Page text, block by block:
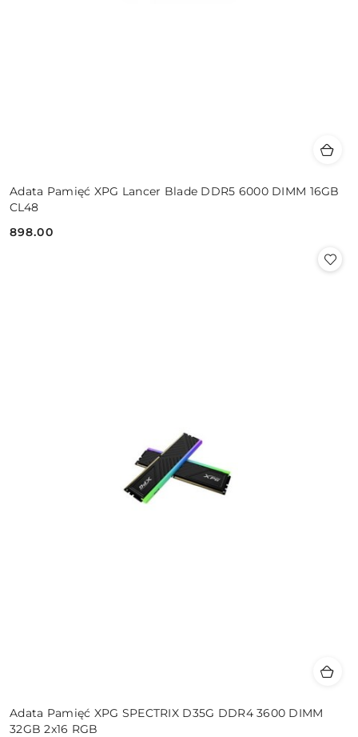
Adata Pamięć XPG Lancer Blade DDR5 6000 DIMM 16GB
CL48
Cena:
898.00
Adata Pamięć XPG SPECTRIX D35G DDR4 3600 DIMM
32GB 2x16 RGB